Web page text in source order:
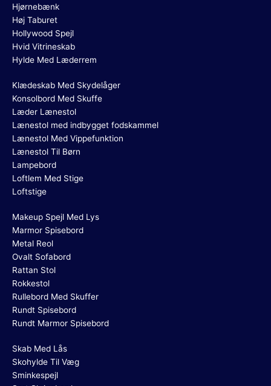
Hjørnebænk
Høj Taburet
Hollywood Spejl
Hvid Vitrineskab
Hylde Med Læderrem
Klædeskab Med Skydelåger
Konsolbord Med Skuffe
Læder Lænestol
Lænestol med indbygget fodskammel
Lænestol Med Vippefunktion
Lænestol Til Børn
Lampebord
Loftlem Med Stige
Loftstige
Makeup Spejl Med Lys
Marmor Spisebord
Metal Reol
Ovalt Sofabord
Rattan Stol
Rokkestol
Rullebord Med Skuffer
Rundt Spisebord
Rundt Marmor Spisebord
Skab Med Lås
Skohylde Til Væg
Sminkespejl